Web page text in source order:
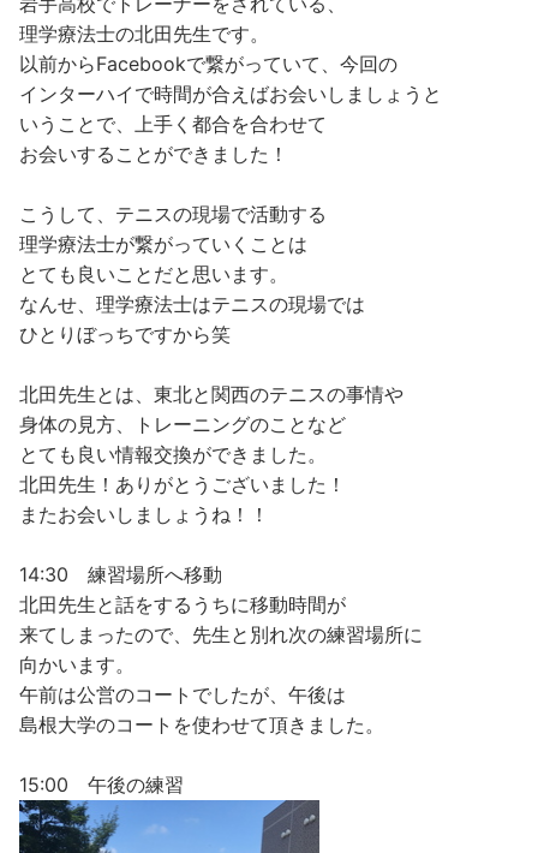
理学療法士の北田先生です。
以前からFacebookで繋がっていて、今回の
インターハイで時間が合えばお会いしましょうと
いうことで、上手く都合を合わせて
お会いすることができました！
こうして、テニスの現場で活動する
理学療法士が繋がっていくことは
とても良いことだと思います。
なんせ、理学療法士はテニスの現場では
ひとりぼっちですから笑
北田先生とは、東北と関西のテニスの事情や
身体の見方、トレーニングのことなど
とても良い情報交換ができました。
北田先生！ありがとうございました！
またお会いしましょうね！！
14:30 練習場所へ移動
北田先生と話をするうちに移動時間が
来てしまったので、先生と別れ次の練習場所に
向かいます。
午前は公営のコートでしたが、午後は
島根大学のコートを使わせて頂きました。
15:00 午後の練習